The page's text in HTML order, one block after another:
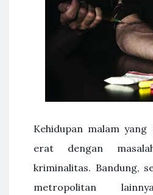
Kehidupan malam
erat dengan
kriminalitas. Bandung,
metropolitan